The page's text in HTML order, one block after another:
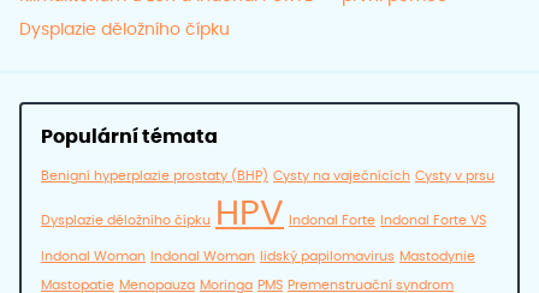
Dysplazie děložního čípku
Populární témata
Benigní hyperplazie prostaty (BHP) Cysty na vaječnících Cysty v prsu
Dysplazie děložního čípku HPV Indonal Forte Indonal Forte VS
Indonal Woman Indonal Woman lidský papilomavirus Mastodynie
Mastopatie Menopauza Moringa PMS Premenstruační syndrom